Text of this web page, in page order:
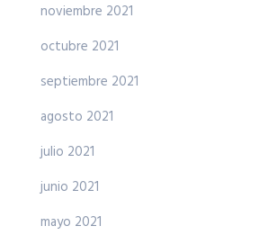
noviembre 2021
octubre 2021
septiembre 2021
agosto 2021
julio 2021
junio 2021
mayo 2021